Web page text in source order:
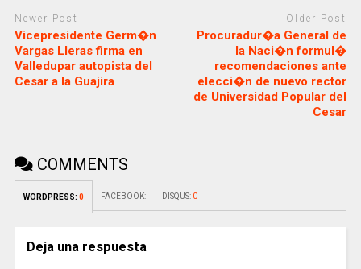
Newer Post
Vicepresidente Germ�n
Vargas Lleras firma en
Valledupar autopista del
Cesar a la Guajira
Older Post
Procuradur�a General de
la Naci�n formul�
recomendaciones ante
elecci�n de nuevo rector
de Universidad Popular del
Cesar
COMMENTS
WORDPRESS: 0 FACEBOOK: DISQUS: 0
Deja una respuesta